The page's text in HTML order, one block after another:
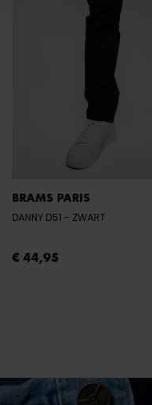
BRAMS PARIS
DANNY D51 - ZWART
€ 44,95